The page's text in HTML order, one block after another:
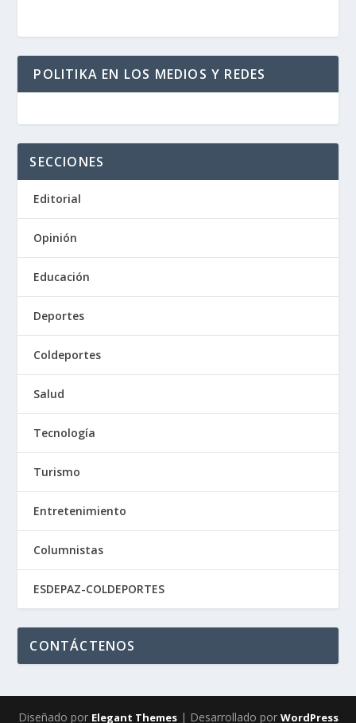
POLITIKA EN LOS MEDIOS Y REDES
SECCIONES
Editorial
Opinión
Educación
Deportes
Coldeportes
Salud
Tecnología
Turismo
Entretenimiento
Columnistas
ESDEPAZ-COLDEPORTES
CONTÁCTENOS
Diseñado por Elegant Themes| Desarrollado por WordPress